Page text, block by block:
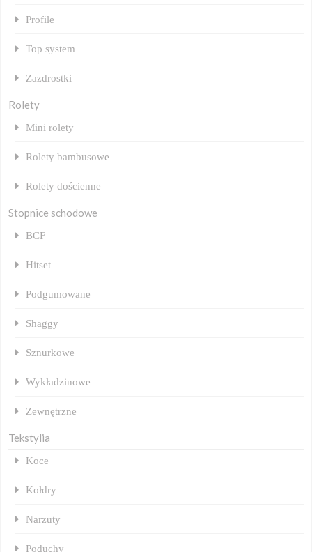
Profile
Top system
Zazdrostki
Rolety
Mini rolety
Rolety bambusowe
Rolety dościenne
Stopnice schodowe
BCF
Hitset
Podgumowane
Shaggy
Sznurkowe
Wykładzinowe
Zewnętrzne
Tekstylia
Koce
Kołdry
Narzuty
Poduchy